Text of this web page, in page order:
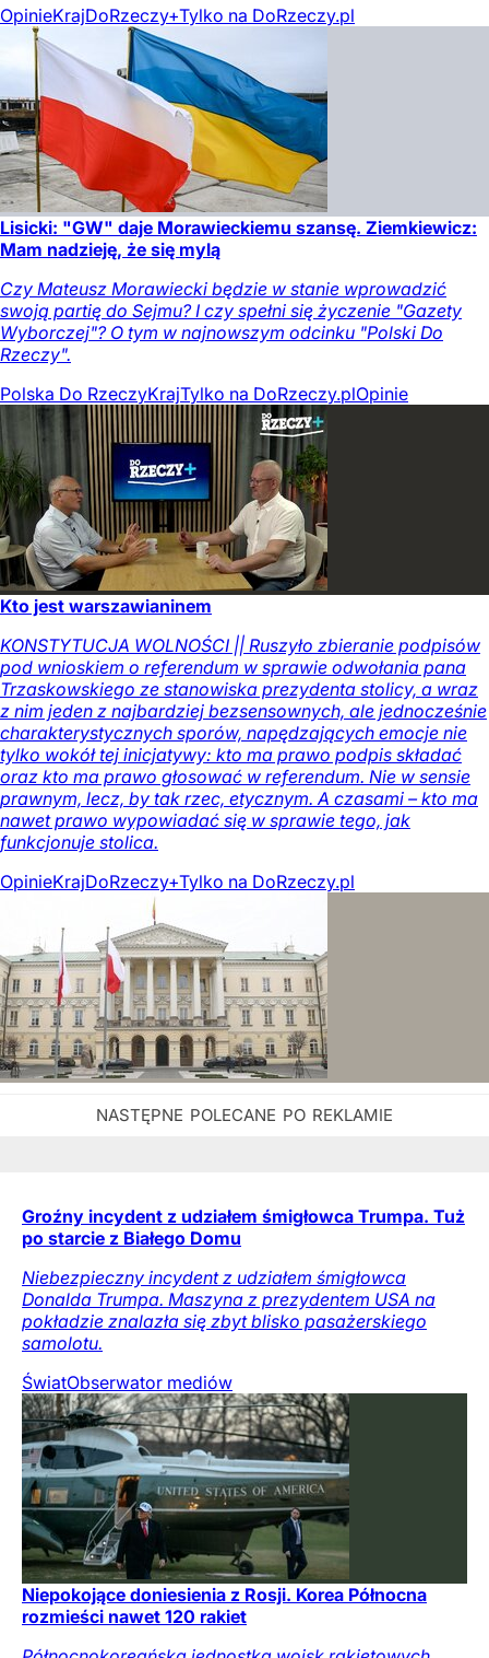
OpinieKrajDoRzeczy+Tylko na DoRzeczy.pl
Lisicki: "GW" daje Morawieckiemu szansę. Ziemkiewicz:
Mam nadzieję, że się mylą
Czy Mateusz Morawiecki będzie w stanie wprowadzić
swoją partię do Sejmu? I czy spełni się życzenie "Gazety
Wyborczej"? O tym w najnowszym odcinku "Polski Do
Rzeczy".
Polska Do RzeczyKrajTylko na DoRzeczy.plOpinie
Kto jest warszawianinem
KONSTYTUCJA WOLNOŚCI || Ruszyło zbieranie podpisów
pod wnioskiem o referendum w sprawie odwołania pana
Trzaskowskiego ze stanowiska prezydenta stolicy, a wraz
z nim jeden z najbardziej bezsensownych, ale jednocześnie
charakterystycznych sporów, napędzających emocje nie
tylko wokół tej inicjatywy: kto ma prawo podpis składać
oraz kto ma prawo głosować w referendum. Nie w sensie
prawnym, lecz, by tak rzec, etycznym. A czasami – kto ma
nawet prawo wypowiadać się w sprawie tego, jak
funkcjonuje stolica.
OpinieKrajDoRzeczy+Tylko na DoRzeczy.pl
Groźny incydent z udziałem śmigłowca Trumpa. Tuż
po starcie z Białego Domu
Niebezpieczny incydent z udziałem śmigłowca
Donalda Trumpa. Maszyna z prezydentem USA na
pokładzie znalazła się zbyt blisko pasażerskiego
samolotu.
ŚwiatObserwator mediów
Niepokojące doniesienia z Rosji. Korea Północna
rozmieści nawet 120 rakiet